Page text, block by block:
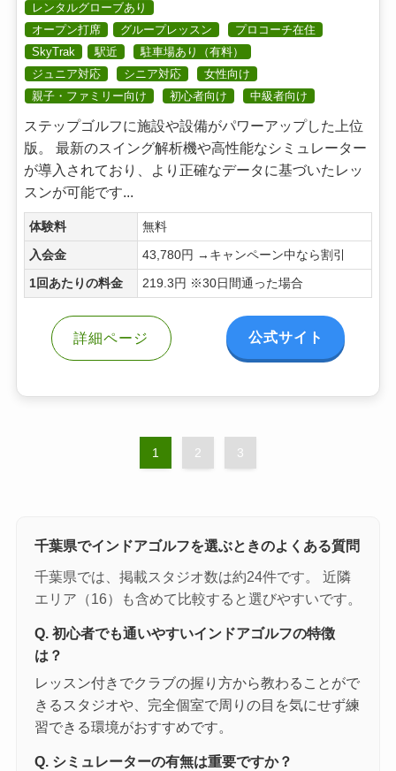
レンタルグローブあり
オープン打席
グループレッスン
プロコーチ在住
SkyTrak
駅近
駐車場あり（有料）
ジュニア対応
シニア対応
女性向け
親子・ファミリー向け
初心者向け 中級者向け
ステップゴルフに施設や設備がパワーアップした上位
版。 最新のスイング解析機や高性能なシミュレーター
が導入されており、より正確なデータに基づいたレッ
スンが可能です...
体験料 無料
入会金 43,780円 →キャンペーン中なら割引
1回あたりの料金 219.3円 ※30日間通った場合
詳細ページ 公式サイト
1 2 3
千葉県でインドアゴルフを選ぶときのよくある質問
千葉県では、掲載スタジオ数は約24件です。 近隣
エリア（16）も含めて比較すると選びやすいです。
Q. 初心者でも通いやすいインドアゴルフの特徴
は？
レッスン付きでクラブの握り方から教わることがで
きるスタジオや、完全個室で周りの目を気にせず練
習できる環境がおすすめです。
Q. シミュレーターの有無は重要ですか？